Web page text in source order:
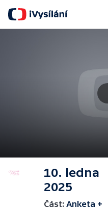
10. ledna
2025
Část: Anketa +